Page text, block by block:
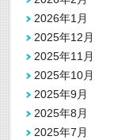
2026年1月
2025年12月
2025年11月
2025年10月
2025年9月
2025年8月
2025年7月